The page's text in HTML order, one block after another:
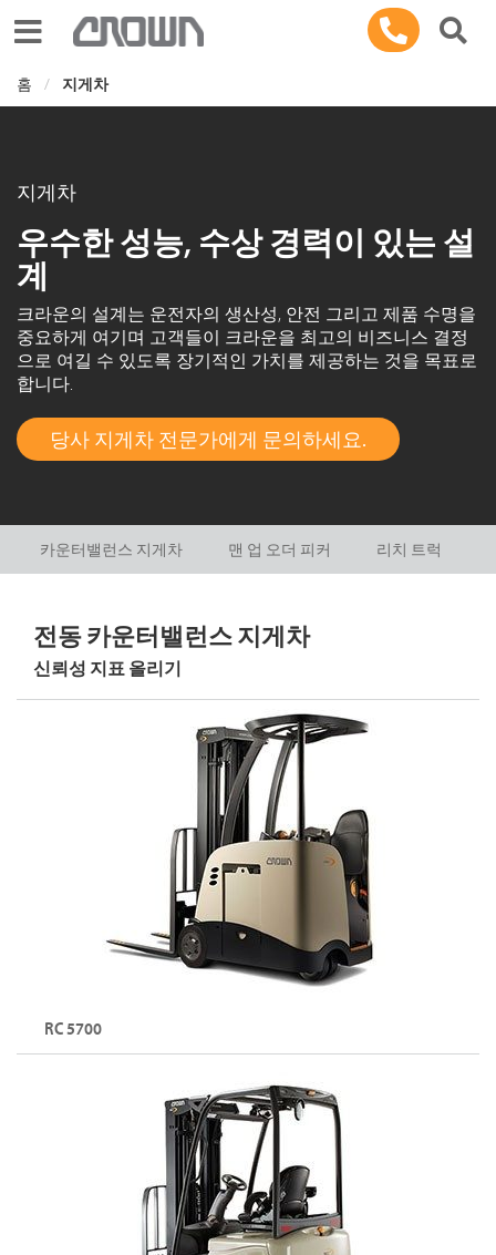
Toggle navigation
홈 지게차
지게차
우수한 성능, 수상 경력이 있는 설
계
크라운의 설계는 운전자의 생산성, 안전 그리고 제품 수명을
중요하게 여기며 고객들이 크라운을 최고의 비즈니스 결정
으로 여길 수 있도록 장기적인 가치를 제공하는 것을 목표로
합니다.
당사 지게차 전문가에게 문의하세요.
카운터밸런스 지게차 맨 업 오더 피커 리치 트럭
전동 카운터밸런스 지게차
신뢰성 지표 올리기
RC 5700
3휠 입승식 전동 카운터밸런스 지게차
리프트 높이: 최대 7,010mm